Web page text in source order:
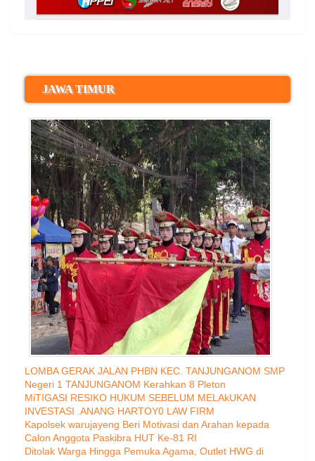
JAWA TIMUR
LOMBA GERAK JALAN PHBN KEC. TANJUNGANOM SMP
Negeri 1 TANJUNGANOM Kerahkan 8 Pleton
MiTIGASI RESIKO HUKUM SEBELUM MELAkUKAN
INVESTASI .ANANG HARTOY0 LAW FIRM
Kapolsek warujayeng Beri Motivasi dan Arahan kepada
Calon Anggota Paskibra HUT Ke-81 RI
Ditolak Warga Hingga Pemuka Agama, Outlet HWG di